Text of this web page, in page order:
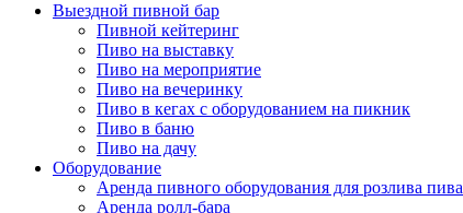
Выездной пивной бар
Пивной кейтеринг
Пиво на выставку
Пиво на мероприятие
Пиво на вечеринку
Пиво в кегах с оборудованием на пикник
Пиво в баню
Пиво на дачу
Оборудование
Аренда пивного оборудования для розлива пива
Аренда ролл-бара